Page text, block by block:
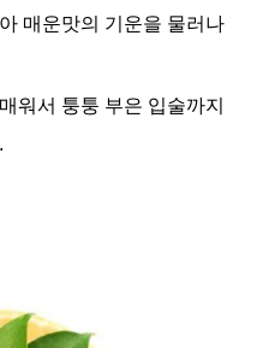
매운맛의 기운을 물러나
워서 퉁퉁 부은 입술까지